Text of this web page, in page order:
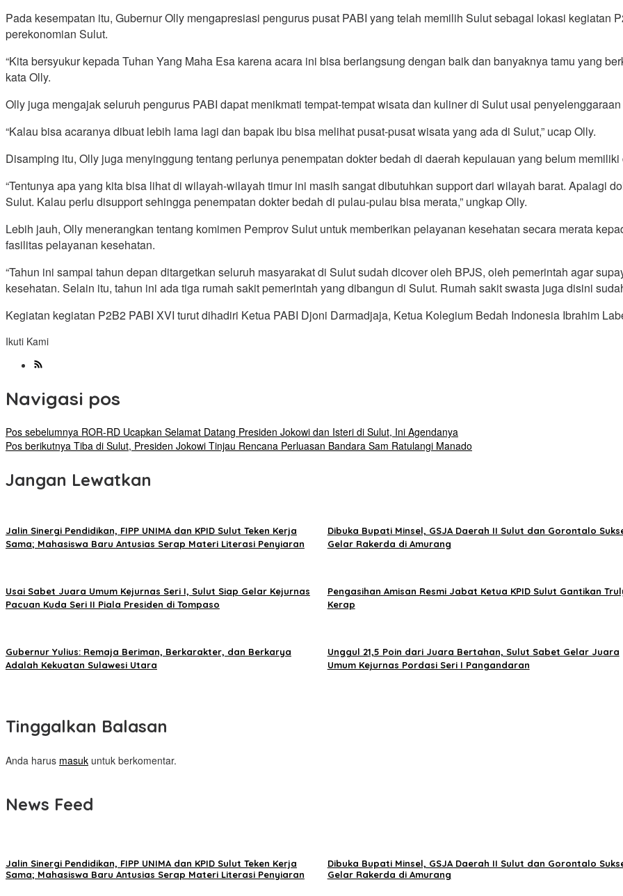
Pada kesempatan itu, Gubernur Olly mengapresiasi pengurus pusat PABI yang telah memilih Sulut sebagai lokasi kegiatan
perekonomian Sulut.
“Kita bersyukur kepada Tuhan Yang Maha Esa karena acara ini bisa berlangsung dengan baik dan banyaknya tamu yang
kata Olly.
Olly juga mengajak seluruh pengurus PABI dapat menikmati tempat-tempat wisata dan kuliner di Sulut usai
“Kalau bisa acaranya dibuat lebih lama lagi dan bapak ibu bisa melihat pusat-pusat wisata yang ada di Sulut,” ucap Olly.
Disamping itu, Olly juga menyinggung tentang perlunya penempatan dokter bedah di daerah kepulauan yang belum
“Tentunya apa yang kita bisa lihat di wilayah-wilayah timur ini masih sangat dibutuhkan support dari wilayah barat. Apalagi
Sulut. Kalau perlu disupport sehingga penempatan dokter bedah di pulau-pulau bisa merata,” ungkap Olly.
Lebih jauh, Olly menerangkan tentang komimen Pemprov Sulut untuk memberikan pelayanan kesehatan secara merata
fasilitas pelayanan kesehatan.
“Tahun ini sampai tahun depan ditargetkan seluruh masyarakat di Sulut sudah dicover oleh BPJS, oleh pemerintah agar
kesehatan. Selain itu, tahun ini ada tiga rumah sakit pemerintah yang dibangun di Sulut. Rumah sakit swasta juga disini
Kegiatan kegiatan P2B2 PABI XVI turut dihadiri Ketua PABI Djoni Darmadjaja, Ketua Kolegium Bedah Indonesia Ibrahim
Ikuti Kami
Navigasi pos
Pos sebelumnya ROR-RD Ucapkan Selamat Datang Presiden Jokowi dan Isteri di Sulut, Ini Agendanya
Pos berikutnya Tiba di Sulut, Presiden Jokowi Tinjau Rencana Perluasan Bandara Sam Ratulangi Manado
Jangan Lewatkan
Jalin Sinergi Pendidikan, FIPP UNIMA dan KPID Sulut Teken Kerja
Sama; Mahasiswa Baru Antusias Serap Materi Literasi Penyiaran
Dibuka Bupati Minsel, GSJA Daerah II Sulut dan Gorontalo
Gelar Rakerda di Amurang
Usai Sabet Juara Umum Kejurnas Seri I, Sulut Siap Gelar Kejurnas
Pacuan Kuda Seri II Piala Presiden di Tompaso
Pengasihan Amisan Resmi Jabat Ketua KPID Sulut Gantikan
Kerap
Gubernur Yulius: Remaja Beriman, Berkarakter, dan Berkarya
Adalah Kekuatan Sulawesi Utara
Unggul 21,5 Poin dari Juara Bertahan, Sulut Sabet Gelar Juara
Umum Kejurnas Pordasi Seri I Pangandaran
Tinggalkan Balasan
Anda harus masuk untuk berkomentar.
News Feed
Jalin Sinergi Pendidikan, FIPP UNIMA dan KPID Sulut Teken Kerja
Sama; Mahasiswa Baru Antusias Serap Materi Literasi Penyiaran
Dibuka Bupati Minsel, GSJA Daerah II Sulut dan Gorontalo
Gelar Rakerda di Amurang